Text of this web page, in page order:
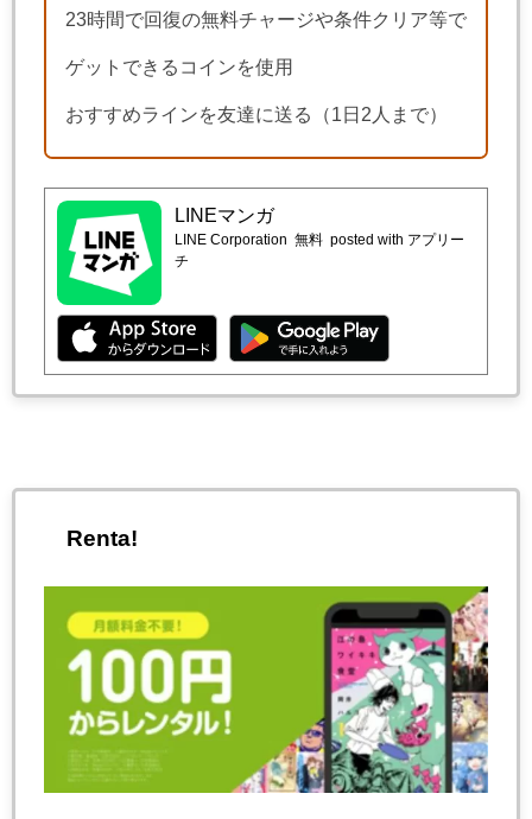
23時間で回復の無料チャージや条件クリア等で
ゲットできるコインを使用
おすすめラインを友達に送る（1日2人まで）
LINEマンガ
LINE Corporation 無料 posted with アプリー
チ
Renta!